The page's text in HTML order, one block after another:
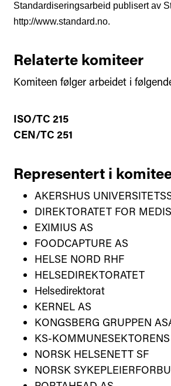
Standardiseringsarbeid publisert av
http://www.standard.no.
Relaterte komiteer
Komiteen følger arbeidet i
ISO/TC 215
CEN/TC 251
Representert i
AKERSHUS
DIREKTORATET FOR
EXIMIUS AS
FOODCAPTURE AS
HELSE NORD RHF
HELSEDIREKTORATET
Helsedirektorat
KERNEL AS
KONGSBERG GRUPPEN
KS-
NORSK HELSENETT SF
NORSK